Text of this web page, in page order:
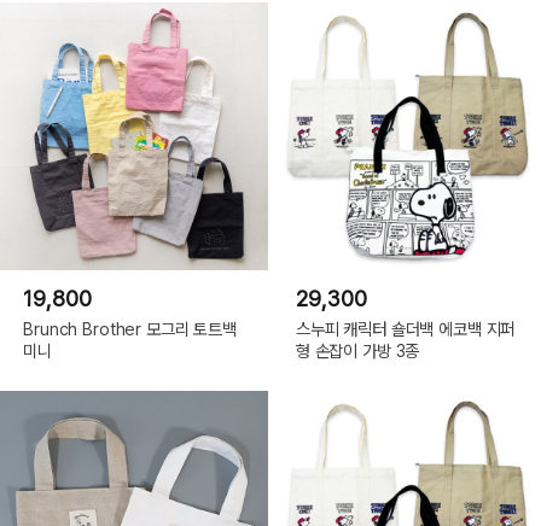
19,800
Brunch Brother 모그리 토트백
미니
29,300
스누피 캐릭터 숄더백 에코백 지퍼
형 손잡이 가방 3종